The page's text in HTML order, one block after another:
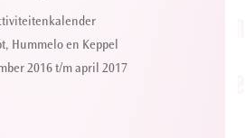
Hummelo en Keppel
2016 t/m april 2017